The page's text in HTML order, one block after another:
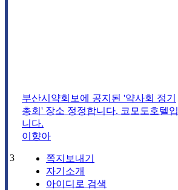
3
부산시약회보에 공지된 '약사회 정기
총회' 장소 정정합니다. 코모도호텔입
니다.
이향아
쪽지보내기
자기소개
아이디로 검색